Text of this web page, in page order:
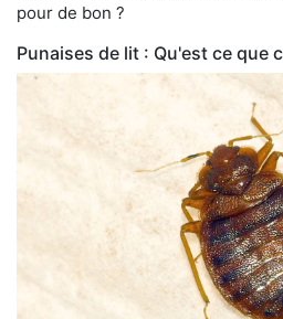
pour de bon ?
Punaises de lit : Qu'est ce que